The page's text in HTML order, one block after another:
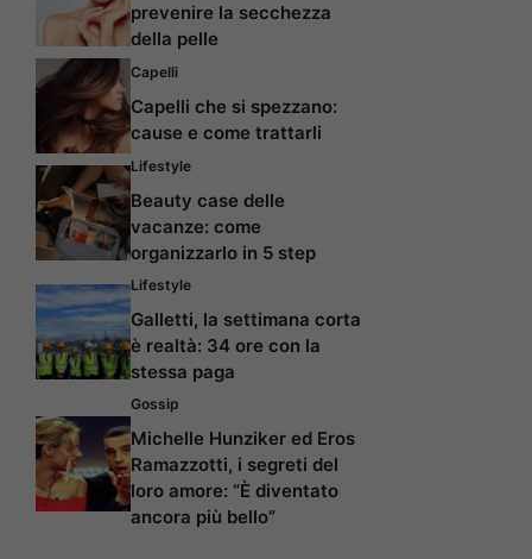
prevenire la secchezza
della pelle
Capelli
Capelli che si spezzano:
cause e come trattarli
Lifestyle
Beauty case delle
vacanze: come
organizzarlo in 5 step
Lifestyle
Galletti, la settimana corta
è realtà: 34 ore con la
stessa paga
Gossip
Michelle Hunziker ed Eros
Ramazzotti, i segreti del
loro amore: “È diventato
ancora più bello”